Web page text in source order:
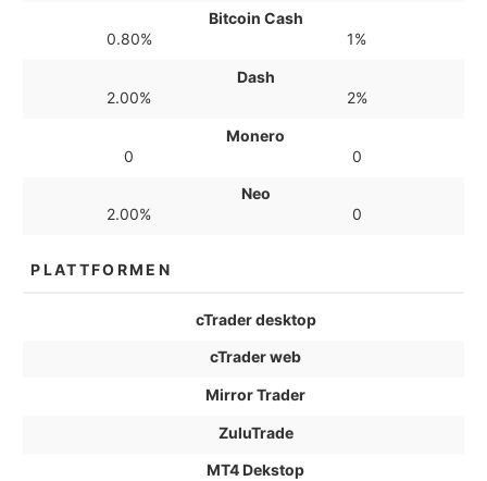
Bitcoin Cash
0.80%
1%
Dash
2.00%
2%
Monero
0
0
Neo
2.00%
0
PLATTFORMEN
cTrader desktop
cTrader web
Mirror Trader
ZuluTrade
MT4 Dekstop